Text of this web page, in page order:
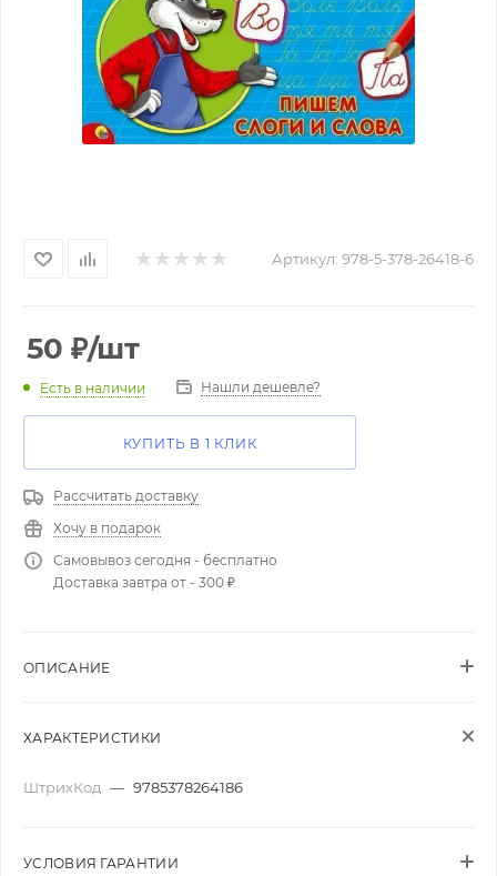
Артикул: 978-5-378-26418-6
50 ₽/шт
Есть в наличии Нашли дешевле?
КУПИТЬ В 1 КЛИК
Рассчитать доставку
Хочу в подарок
Самовывоз сегодня - бесплатно
Доставка завтра от - 300 ₽
ОПИСАНИЕ
ХАРАКТЕРИСТИКИ
ШтрихКод — 9785378264186
УСЛОВИЯ ГАРАНТИИ